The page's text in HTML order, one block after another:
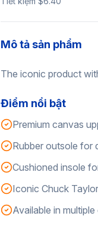
Mô tả sản phẩm
The iconic product
Điểm nổi bật
Premium canvas
Rubber outsole for
Cushioned insole
Iconic Chuck
Available in